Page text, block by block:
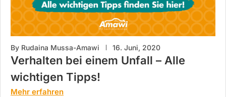
By Rudaina Mussa-Amawi 16. Juni, 2020
Verhalten bei einem Unfall – Alle
wichtigen Tipps!
Mehr erfahren